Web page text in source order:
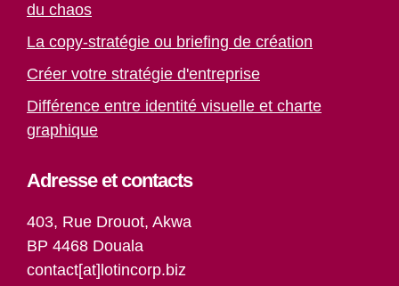
du chaos
La copy-stratégie ou briefing de création
Créer votre stratégie d'entreprise
Différence entre identité visuelle et charte
graphique
Adresse et contacts
403, Rue Drouot, Akwa
BP 4468 Douala
contact[at]lotincorp.biz